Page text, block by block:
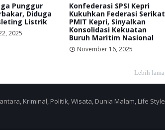
Punggur
Diduga
Listrik
2025
Konfederasi SPSI Kepri
Kukuhkan Federasi Serikat
PMIT Kepri, Sinyalkan
Konsolidasi Kekuatan
Buruh Maritim Nasional
November 16, 2025
Lebih lama
Kriminal, Politik, Wisata, Dunia Malam, Life Style